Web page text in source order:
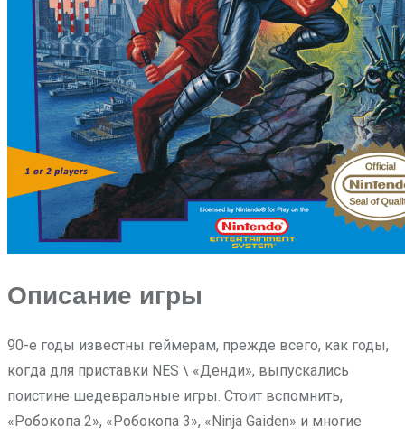
Описание игры
90-е годы известны геймерам, прежде всего, как годы,
когда для приставки NES \ «Денди», выпускались
поистине шедевральные игры. Стоит вспомнить,
«Робокопа 2», «Робокопа 3», «Ninja Gaiden» и многие